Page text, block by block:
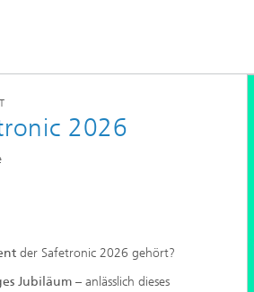
2026
der Safetronic 2026 gehört?
Jubiläum – anlässlich dieses